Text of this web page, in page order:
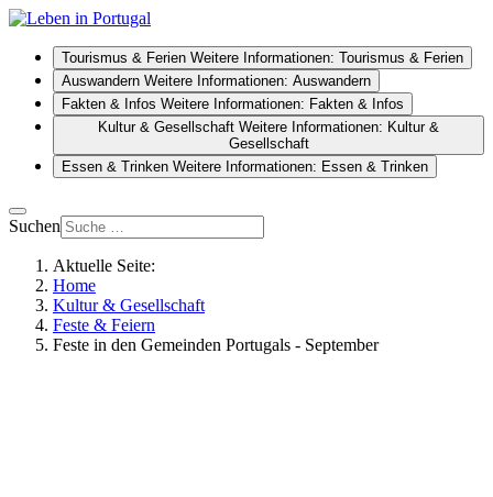
Tourismus & Ferien Weitere Informationen: Tourismus & Ferien
Auswandern Weitere Informationen: Auswandern
Fakten & Infos Weitere Informationen: Fakten & Infos
Kultur & Gesellschaft Weitere Informationen: Kultur &
Gesellschaft
Essen & Trinken Weitere Informationen: Essen & Trinken
Suchen
Aktuelle Seite:
Home
Kultur & Gesellschaft
Feste & Feiern
Feste in den Gemeinden Portugals - September